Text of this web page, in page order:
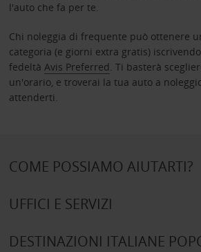
l'auto che fa per te.
Chi noleggia di frequente può ottenere
categoria (e giorni extra gratis)
fedeltà Avis Preferred. Ti basterà
un'orario, e troverai la tua auto a
attenderti.
COME POSSIAMO AIUTARTI?
UFFICI E SERVIZI
DESTINAZIONI ITALIANE